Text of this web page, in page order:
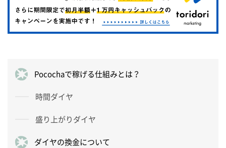
Pocochaで稼げる仕組みとは？
時間ダイヤ
盛り上がりダイヤ
ダイヤの換金について